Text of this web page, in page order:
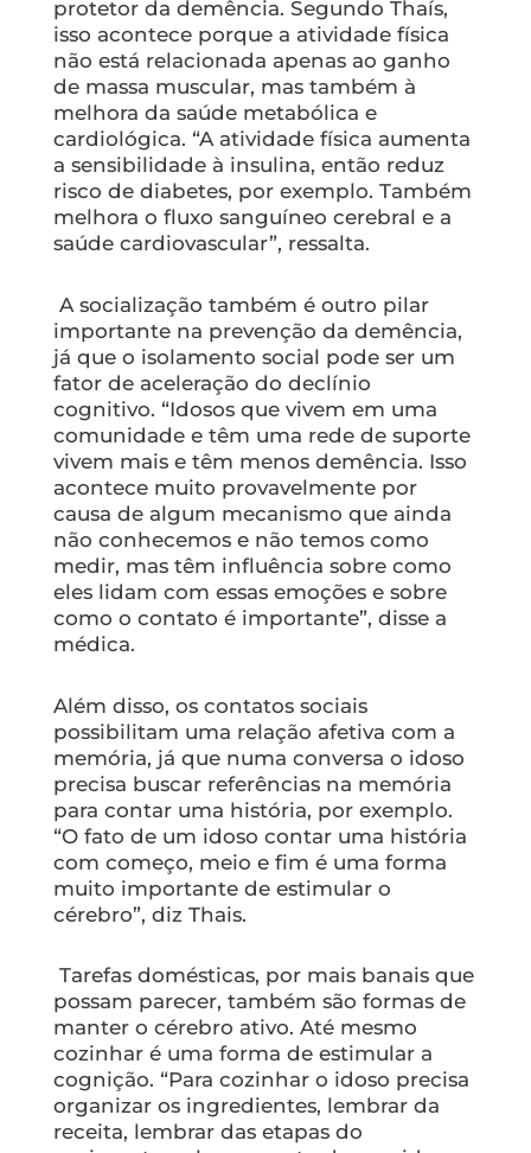
protetor da demência. Segundo Thaís,
isso acontece porque a atividade física
não está relacionada apenas ao ganho
de massa muscular, mas também à
melhora da saúde metabólica e
cardiológica. “A atividade física aumenta
a sensibilidade à insulina, então reduz
risco de diabetes, por exemplo. Também
melhora o fluxo sanguíneo cerebral e a
saúde cardiovascular”, ressalta.
A socialização também é outro pilar
importante na prevenção da demência,
já que o isolamento social pode ser um
fator de aceleração do declínio
cognitivo. “Idosos que vivem em uma
comunidade e têm uma rede de suporte
vivem mais e têm menos demência. Isso
acontece muito provavelmente por
causa de algum mecanismo que ainda
não conhecemos e não temos como
medir, mas têm influência sobre como
eles lidam com essas emoções e sobre
como o contato é importante”, disse a
médica.
Além disso, os contatos sociais
possibilitam uma relação afetiva com a
memória, já que numa conversa o idoso
precisa buscar referências na memória
para contar uma história, por exemplo.
“O fato de um idoso contar uma história
com começo, meio e fim é uma forma
muito importante de estimular o
cérebro”, diz Thais.
Tarefas domésticas, por mais banais que
possam parecer, também são formas de
manter o cérebro ativo. Até mesmo
cozinhar é uma forma de estimular a
cognição. “Para cozinhar o idoso precisa
organizar os ingredientes, lembrar da
receita, lembrar das etapas do